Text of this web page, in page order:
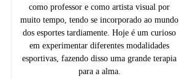
como professor e como artista visual por
muito tempo, tendo se incorporado ao mundo
dos esportes tardiamente. Hoje é um curioso
em experimentar diferentes modalidades
esportivas, fazendo disso uma grande terapia
para a alma.